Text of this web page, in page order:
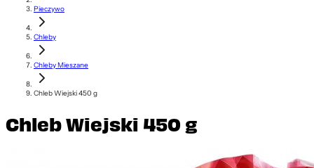
Pieczywo
Chleby
Chleby Mieszane
Chleb Wiejski 450 g
Chleb Wiejski 450 g